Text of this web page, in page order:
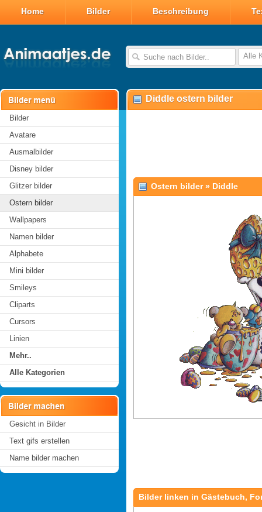
Home Bilder Beschreibung
Alle
Bilder
Avatare
Ausmalbilder
Disney bilder
Glitzer bilder
Ostern bilder
Wallpapers
Namen bilder
Alphabete
Mini bilder
Smileys
Cliparts
Cursors
Linien
Mehr..
Alle Kategorien
Gesicht in Bilder
Text gifs erstellen
Name bilder machen
Diddle ostern bilder
Ostern bilder» Diddle
Bilder linken in Gästebuch,